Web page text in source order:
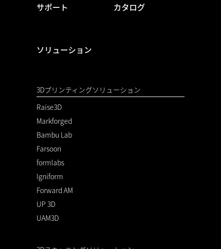
サポート カタログ
ソリューション
3Dプリンティングソリューション
Raise3D
Markforged
Bambu Lab
Farsoon
formlabs
Igniform
Forward AM
UP 3D
UAM3D